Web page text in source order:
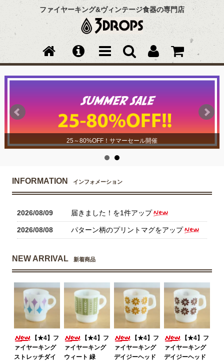
ファイヤーキング&ヴィンテージ食器の専門店
25～80%OFF！サマーセール開催
INFORMATION インフォメーション
2026/08/09 届きました！を1件アップ
2026/08/08 パターン柄のプリントマグをアップ
NEW ARRIVAL 新着商品
【★4】フ
ァイヤーキング
ストレッチダイ
【★4】フ
ァイヤーキング
ウィート 緑
【★4】フ
ァイヤーキング
デイジーヘッド
【★4】フ
ァイヤーキング
デイジーヘッド